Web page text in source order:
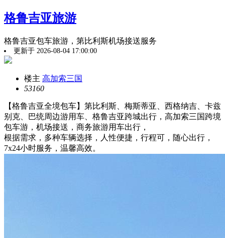
格鲁吉亚旅游
格鲁吉亚包车旅游，第比利斯机场接送服务
更新于 2026-08-04 17:00:00
楼主 高加索三国
53160
【格鲁吉亚全境包车】第比利斯、梅斯蒂亚、西格纳吉、卡兹
别克、巴统周边游用车、格鲁吉亚跨城出行，高加索三国跨境
包车游，机场接送，商务旅游用车出行，
根据需求，多种车辆选择，人性便捷，行程可，随心出行，
7x24小时服务，温馨高效。